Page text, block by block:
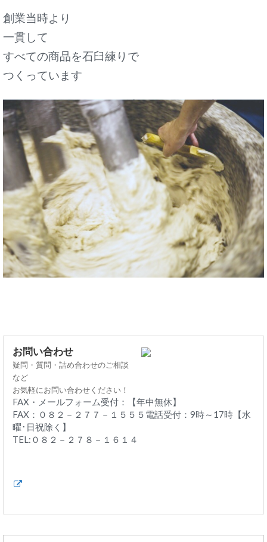
創業当時より
一貫して
すべての商品を石臼練りで
つくっています
お問い合わせ
疑問・質問・詰め合わせのご相談
など
お気軽にお問い合わせください！
FAX・メールフォーム受付：【年中無休】
FAX：０８２－２７７－１５５５電話受付：9時～17時【水
曜･日祝除く】
TEL:０８２－２７８－１６１４